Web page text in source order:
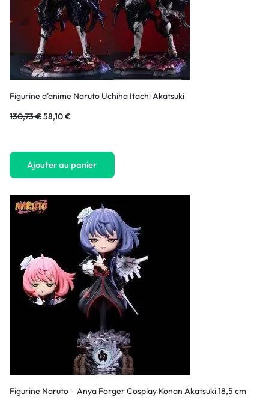
Figurine d’anime Naruto Uchiha Itachi Akatsuki
130,73€58,10€
Rated
out
based
on
customer
rating
Ajouter au panier
Figurine Naruto – Anya Forger Cosplay Konan Akatsuki 18,5 cm